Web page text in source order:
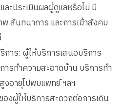
ละประเมินผลผู้ดูแลหรือไม่ มี
สันทนาการ และการเข้าสังคม
การ: ผู้ให้บริการเสนอบริการ
ารทำความสะอาดบ้าน บริการทำ
อายุไปพบแพทย์ ฯลฯ
งผู้ให้บริการสะดวกต่อการเดิน